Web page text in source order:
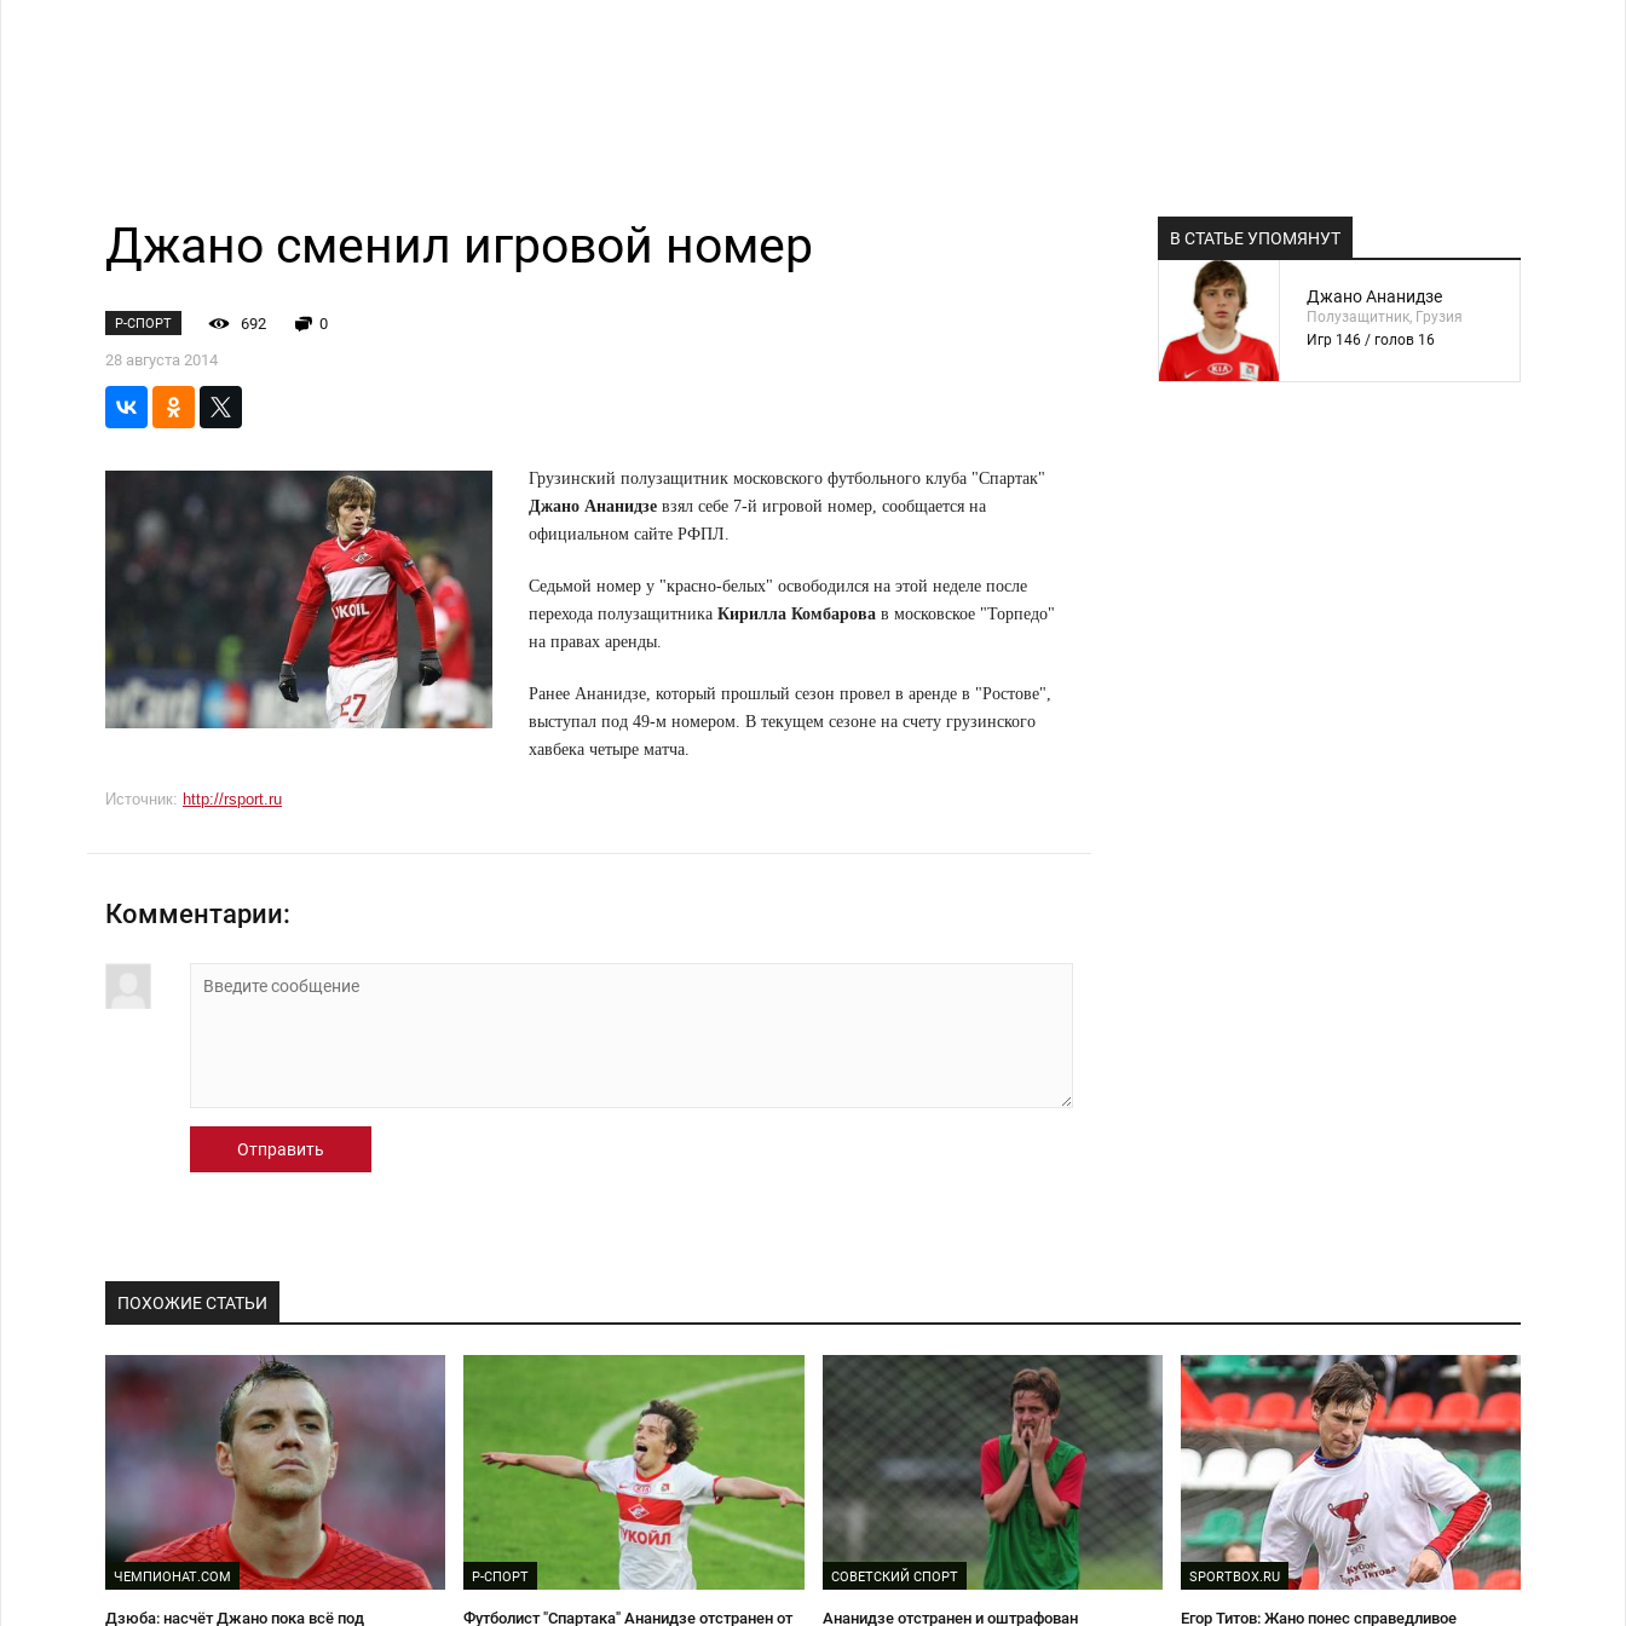
Джано сменил игровой номер
Р-СПОРТ 692
0
28 августа 2014
Грузинский полузащитник московского футбольного клуба "Спартак"
Джано Ананидзе взял себе 7-й игровой номер, сообщается на
официальном сайте РФПЛ.
Седьмой номер у "красно-белых" освободился на этой неделе после
перехода полузащитника Кирилла Комбарова в московское "Торпедо"
на правах аренды.
Ранее Ананидзе, который прошлый сезон провел в аренде в "Ростове",
выступал под 49-м номером. В текущем сезоне на счету грузинского
хавбека четыре матча.
Источник: http://rsport.ru
Комментарии:
Отправить
В СТАТЬЕ УПОМЯНУТ
Джано Ананидзе
Полузащитник, Грузия
Игр 146 / голов 16
ПОХОЖИЕ СТАТЬИ
ЧЕМПИОНАТ.COM
Дзюба: насчёт Джано пока всё под
Р-СПОРТ
Футболист "Спартака" Ананидзе отстранен от
СОВЕТСКИЙ СПОРТ
Ананидзе отстранен и оштрафован
SPORTBOX.RU
Егор Титов: Жано понес справедливое